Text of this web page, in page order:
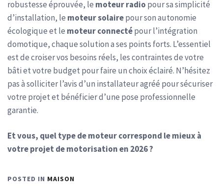
robustesse éprouvée, le moteur radio pour sa simplicité
d’installation, le moteur solairepour son autonomie
écologique et le moteur connectépour l’intégration
domotique, chaque solution a ses points forts. L’essentiel
est de croiser vos besoins réels, les contraintes de votre
bâti et votre budget pour faire un choix éclairé. N’hésitez
pas à solliciter l’avis d’un installateur agréé pour sécuriser
votre projet et bénéficier d’une pose professionnelle
garantie.
Et vous, quel type de moteur correspond le mieux à
votre projet de motorisation en 2026 ?
POSTED IN MAISON